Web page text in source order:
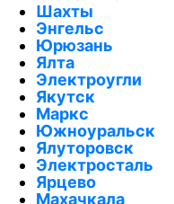
Шахты
Энгельс
Юрюзань
Ялта
Электроугли
Якутск
Маркс
Южноуральск
Ялуторовск
Электросталь
Ярцево
Махачкала